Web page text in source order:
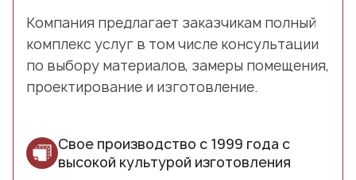
Компания предлагает заказчикам полный
комплекс услуг в том числе консультации
по выбору материалов, замеры помещения,
проектирование и изготовление.
Свое производство с 1999 года с
высокой культурой изготовления